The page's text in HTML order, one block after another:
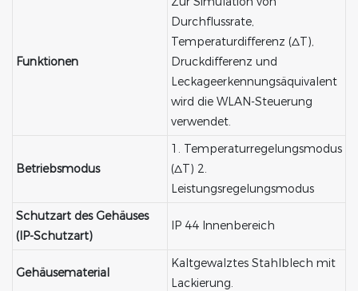
Funktionen
Durchflussrate,
Temperaturdifferenz (ΔT),
Druckdifferenz und
Leckageerkennungsäquivalent
wird die WLAN-Steuerung
verwendet.
Betriebsmodus
1. Temperaturregelungsmodus
(ΔT) 2.
Leistungsregelungsmodus
Schutzart des Gehäuses
(IP-Schutzart)
IP 44 Innenbereich
Gehäusematerial
Kaltgewalztes Stahlblech mit
Lackierung.